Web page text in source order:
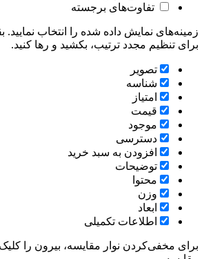
تفاوت‌های برجسته
زمینه‌های نمایش داده شده را انتخاب
برای تنظیم مجدد ترتیب، بکشید و رها کنید.
تصویر
شناسه
امتیاز
قیمت
موجود
دسترسی
افزودن به سبد خرید
توضیحات
محتوا
وزن
ابعاد
اطلاعات تکمیلی
برای مخفی‌کردن نوار مقایسه، بیرون را کلیک